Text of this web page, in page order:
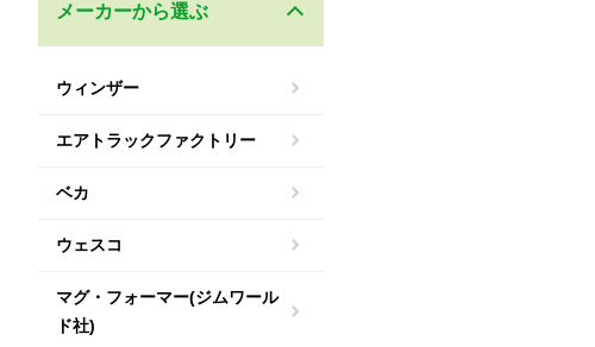
メーカーから選ぶ
ウィンザー
エアトラックファクトリー
ベカ
ウェスコ
マグ・フォーマー(ジムワール
ド社)